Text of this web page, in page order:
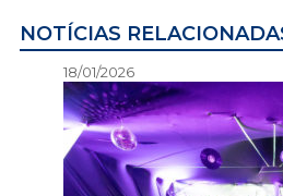
NOTÍCIAS
18/01/2026